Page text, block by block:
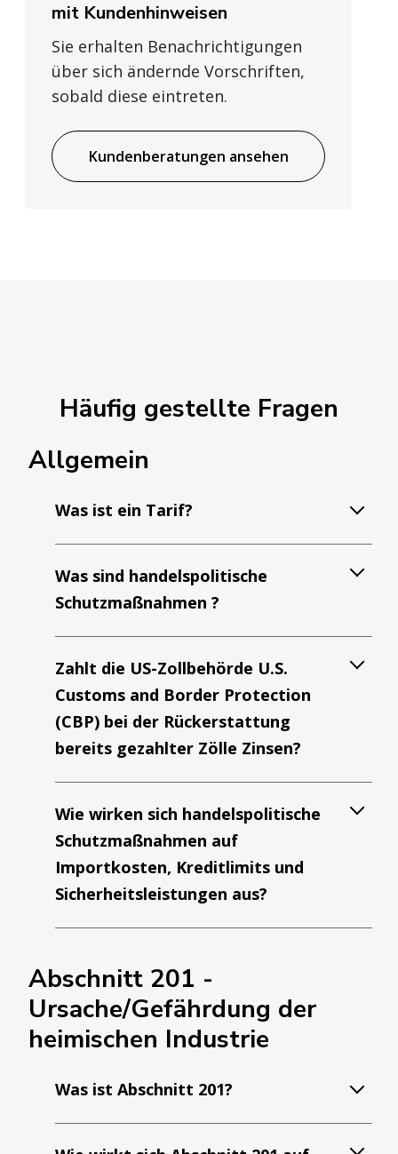
mit Kundenhinweisen
Sie erhalten Benachrichtigungen
über sich ändernde Vorschriften,
sobald diese eintreten.
Kundenberatungen ansehen
Häufig gestellte Fragen
Allgemein
Was ist ein Tarif?
Was sind handelspolitische
Schutzmaßnahmen ?
Zahlt die US-Zollbehörde U.S.
Customs and Border Protection
(CBP) bei der Rückerstattung
bereits gezahlter Zölle Zinsen?
Wie wirken sich handelspolitische
Schutzmaßnahmen auf
Importkosten, Kreditlimits und
Sicherheitsleistungen aus?
Abschnitt 201 -
Ursache/Gefährdung der
heimischen Industrie
Was ist Abschnitt 201?